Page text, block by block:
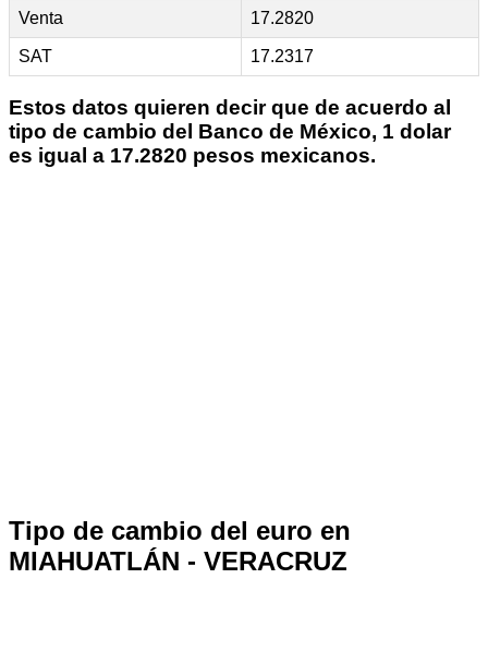
Venta 17.2820
SAT 17.2317
Estos datos quieren decir que de acuerdo al
tipo de cambio del Banco de México, 1 dolar
es igual a 17.2820 pesos mexicanos.
Tipo de cambio del euro en
MIAHUATLÁN - VERACRUZ